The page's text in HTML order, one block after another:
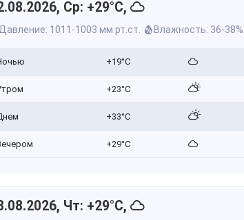
Ср: +29°C,
1011-1003 мм рт.ст. Влажность: 36-38%
+19°C
+23°C
+33°C
+29°C
Чт: +29°C,